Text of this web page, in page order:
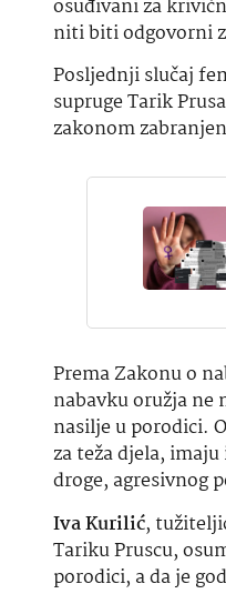
osuđivani za
niti biti odgovorni
Posljednji slučaj
supruge Tarik
zakonom
Prema Zakonu o
nabavku oružja ne
nasilje u porodici.
za teža djela,
droge, agresivnog
Iva Kurilić,
Tariku Pruscu,
porodici, a da je